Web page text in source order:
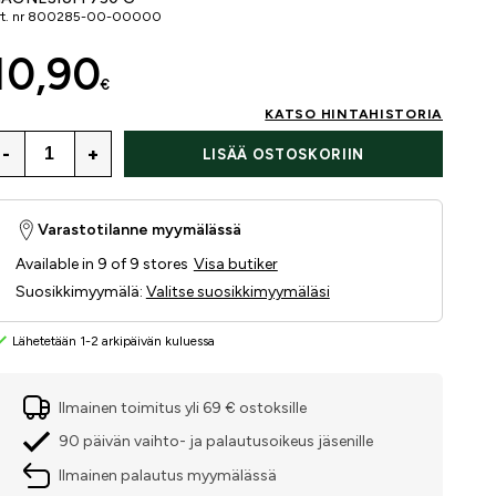
nr 800285-00-00000
€
KATSO HINTAHISTORIA
- + LISÄÄ OSTOSKORIIN
Lähetetään 1-2 arkipäivän kuluessa
Varastotilanne myymälässä
Available in 9 of 9 stores Visa butiker
Suosikkimyymälä: Valitse suosikkimyymäläsi
Ilmainen toimitus yli 69 € ostoksille
90 päivän vaihto- ja palautusoikeus jäsenille
Ilmainen palautus myymälässä